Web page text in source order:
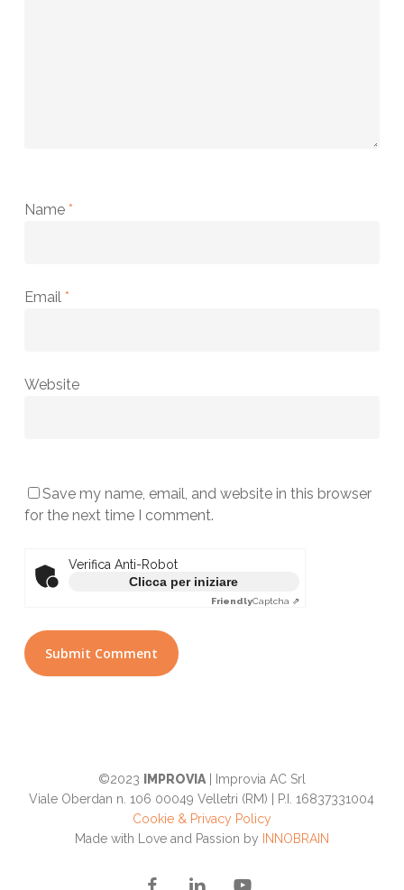
Name *
Email *
Website
Save my name, email, and website in this browser
for the next time I comment.
Verifica Anti-Robot
Clicca per iniziare
FriendlyCaptcha ⇗
©2023 IMPROVIA| Improvia AC Srl
Viale Oberdan n. 106 00049 Velletri (RM) | P.I. 16837331004
Cookie & Privacy Policy
Made with Love and Passion by
INNOBRAIN
facebooklinkedin youtube